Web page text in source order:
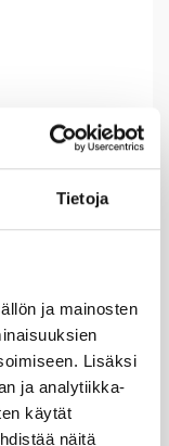
Tietoja
ja mainosten
Lisäksi
ja analytiikka-
käytät
näitä